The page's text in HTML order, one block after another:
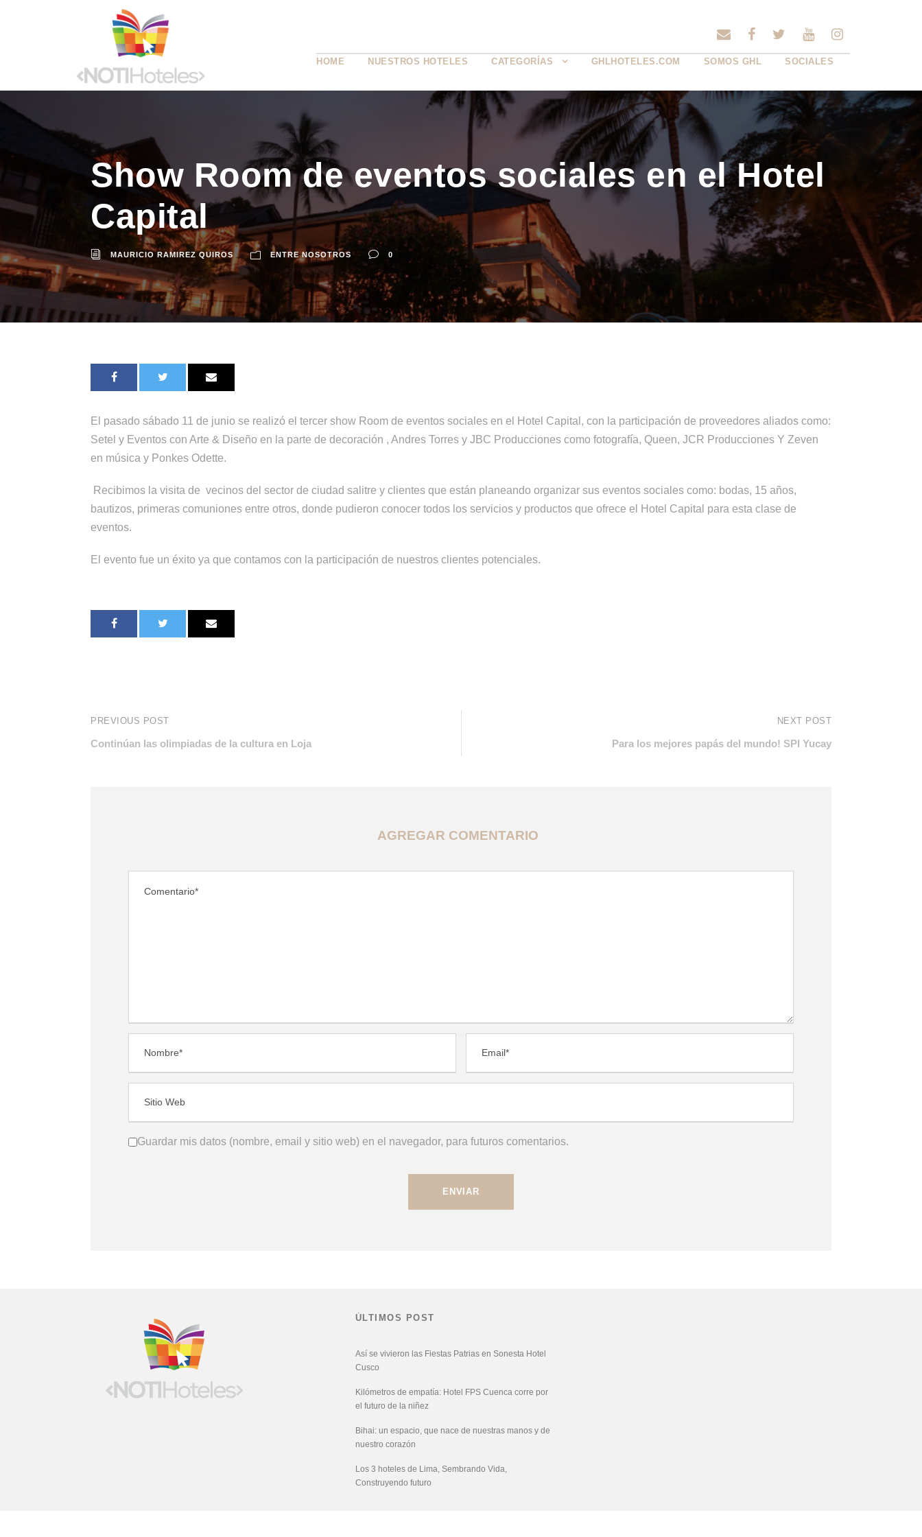
HOME NUESTROS HOTELES CATEGORÍAS GHLHOTELES.COM SOMOS GHL SOCIALES
Show Room de eventos sociales en el Hotel
Capital
MAURICIO RAMIREZ QUIROS ENTRE NOSOTROS 0
El pasado sábado 11 de junio se realizó el tercer show Room de eventos sociales en el Hotel Capital, con la participación de proveedores aliados como:
Setel y Eventos con Arte & Diseño en la parte de decoración , Andres Torres y JBC Producciones como fotografía, Queen, JCR Producciones Y Zeven
en música y Ponkes Odette.
Recibimos la visita de vecinos del sector de ciudad salitre y clientes que están planeando organizar sus eventos sociales como: bodas, 15 años,
bautizos, primeras comuniones entre otros, donde pudieron conocer todos los servicios y productos que ofrece el Hotel Capital para esta clase de
eventos.
El evento fue un éxito ya que contamos con la participación de nuestros clientes potenciales.
PREVIOUS POST
Continúan las olimpiadas de la cultura en Loja
NEXT POST
Para los mejores papás del mundo! SPI Yucay
AGREGAR COMENTARIO
Guardar mis datos (nombre, email y sitio web) en el navegador, para futuros comentarios.
ÚLTIMOS POST
Así se vivieron las Fiestas Patrias en Sonesta Hotel
Cusco
Kilómetros de empatía: Hotel FPS Cuenca corre por
el futuro de la niñez
Bihai: un espacio, que nace de nuestras manos y de
nuestro corazón
Los 3 hoteles de Lima, Sembrando Vida,
Construyendo futuro